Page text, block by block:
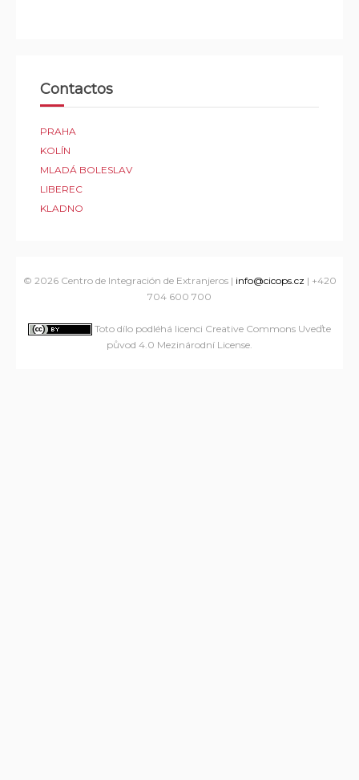
Contactos
PRAHA
KOLÍN
MLADÁ BOLESLAV
LIBEREC
KLADNO
© 2026 Centro de Integración de Extranjeros| info@cicops.cz | +420
704 600 700
Toto dílo podléhá licenci Creative Commons Uveďte
původ 4.0 Mezinárodní License